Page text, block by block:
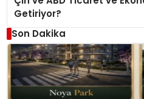
Getiriyor?
Son Dakika